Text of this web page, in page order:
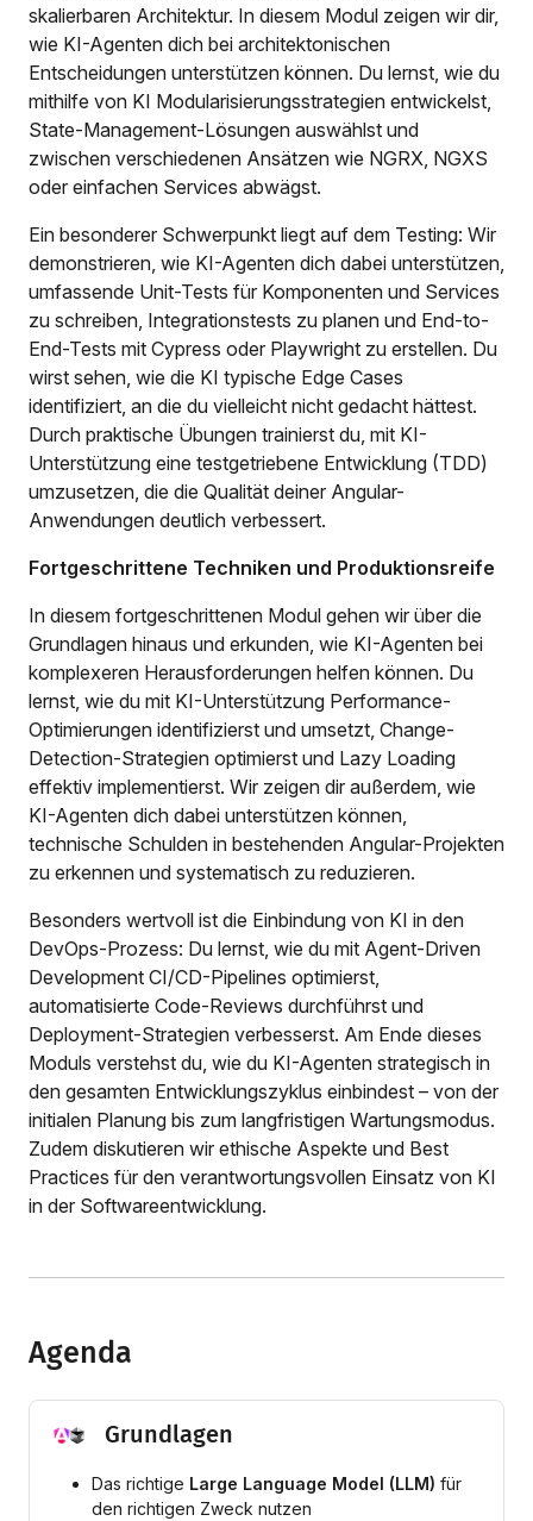
skalierbaren Architektur. In diesem Modul zeigen wir dir,
wie KI-Agenten dich bei architektonischen
Entscheidungen unterstützen können. Du lernst, wie du
mithilfe von KI Modularisierungsstrategien entwickelst,
State-Management-Lösungen auswählst und
zwischen verschiedenen Ansätzen wie NGRX, NGXS
oder einfachen Services abwägst.
Ein besonderer Schwerpunkt liegt auf dem Testing: Wir
demonstrieren, wie KI-Agenten dich dabei unterstützen,
umfassende Unit-Tests für Komponenten und Services
zu schreiben, Integrationstests zu planen und End-to-
End-Tests mit Cypress oder Playwright zu erstellen. Du
wirst sehen, wie die KI typische Edge Cases
identifiziert, an die du vielleicht nicht gedacht hättest.
Durch praktische Übungen trainierst du, mit KI-
Unterstützung eine testgetriebene Entwicklung (TDD)
umzusetzen, die die Qualität deiner Angular-
Anwendungen deutlich verbessert.
Fortgeschrittene Techniken und Produktionsreife
In diesem fortgeschrittenen Modul gehen wir über die
Grundlagen hinaus und erkunden, wie KI-Agenten bei
komplexeren Herausforderungen helfen können. Du
lernst, wie du mit KI-Unterstützung Performance-
Optimierungen identifizierst und umsetzt, Change-
Detection-Strategien optimierst und Lazy Loading
effektiv implementierst. Wir zeigen dir außerdem, wie
KI-Agenten dich dabei unterstützen können,
technische Schulden in bestehenden Angular-Projekten
zu erkennen und systematisch zu reduzieren.
Besonders wertvoll ist die Einbindung von KI in den
DevOps-Prozess: Du lernst, wie du mit Agent-Driven
Development CI/CD-Pipelines optimierst,
automatisierte Code-Reviews durchführst und
Deployment-Strategien verbesserst. Am Ende dieses
Moduls verstehst du, wie du KI-Agenten strategisch in
den gesamten Entwicklungszyklus einbindest – von der
initialen Planung bis zum langfristigen Wartungsmodus.
Zudem diskutieren wir ethische Aspekte und Best
Practices für den verantwortungsvollen Einsatz von KI
in der Softwareentwicklung.
Agenda
Grundlagen
Das richtige Large Language Model (LLM) für
den richtigen Zweck nutzen